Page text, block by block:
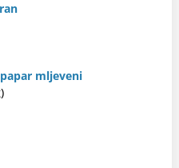
mljeveni